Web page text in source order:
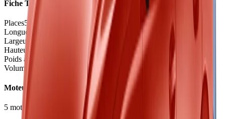
Fiche Technique
Places5 places
Longueur
Largeur 1.92
Hauteur 1.66
Poids à vide
kg
Volume coffre
Moteurs et Finitions
5 motorisation finition